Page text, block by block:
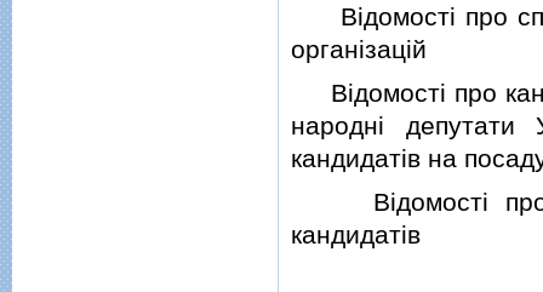
Вiдомостi про
органiзацiй
Вiдомостi про
народнi депутати
кандидатiв на
Вiдомостi про
кандидатiв